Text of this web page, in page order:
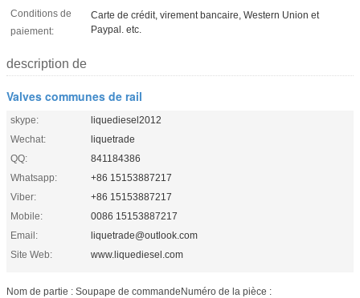
Conditions de
paiement:
Carte de crédit, virement bancaire, Western Union et
Paypal. etc.
description de
Valves communes de rail
skype:
liquediesel2012
Wechat:
liquetrade
QQ:
841184386
Whatsapp:
+86 15153887217
Viber:
+86 15153887217
Mobile:
0086 15153887217
Email:
liquetrade@outlook.com
Site Web:
www.liquediesel.com
Nom de partie : Soupape de commandeNuméro de la pièce :